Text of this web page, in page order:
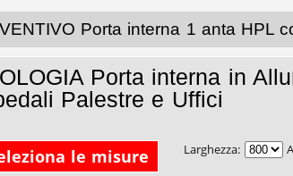
Porta interna 1 anta HPL
Porta interna in
Palestre e Uffici
le misure Larghezza: